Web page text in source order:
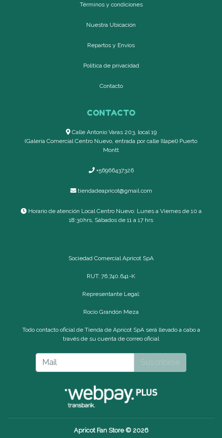
Términos y condiciones
Nuestra Ubicación
Repartos y Envíos
Política de privacidad
Contacto
CONTACTO
Calle Antonio Varas 203, local 19
(Galería Comercial Centro Nuevo, entrada por calle Illapel) Puerto
Montt
+56966437326
tiendadeapricot@gmail.com
Horario de atención Local Centro Nuevo: Lunes a Viernes de 10 a
18:30hrs, Sábados de 11 a 17 hrs
Sociedad Comercial Apricot SpA
RUT: 76.740.641-K
Representante Legal:
Rocío Grandón Meza
Todo contacto oficial de Tienda de Apricot SpA será llevado a cabo a
través de su cuenta de correo oficial
Apricot Fan Store © 2026